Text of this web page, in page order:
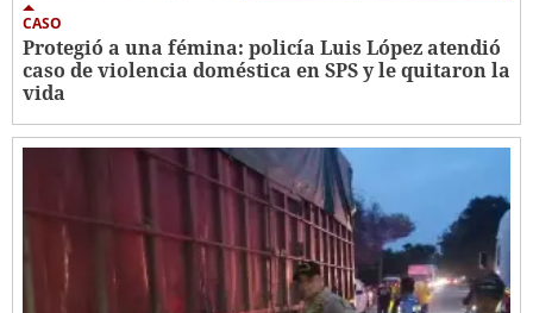
CASO
Protegió a una fémina: policía Luis López atendió
caso de violencia doméstica en SPS y le quitaron la
vida